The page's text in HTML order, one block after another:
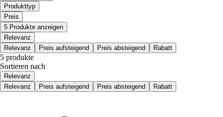
Produkttyp
Preis
5 Produkte anzeigen
Relevanz
Relevanz
Preis aufsteigend Preis absteigend Rabatt
5 produkte
Sortieren nach
Relevanz
Relevanz
Preis aufsteigend Preis absteigend Rabatt